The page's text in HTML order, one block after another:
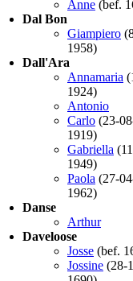
Anne (bef.
Dal Bon
Giampiero
1958)
Dall'Ara
Annamaria
1924)
Antonio
Carlo (23-
1919)
Gabriella
1949)
Paola (27-
1962)
Danse
Arthur
Daveloose
Josse (bef.
Jossine (28-